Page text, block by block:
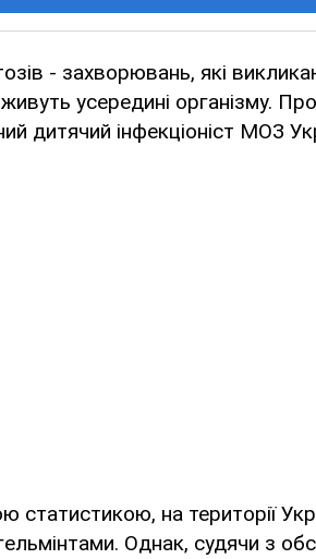
- захворювань, які
усередині організму.
дитячий інфекціоніст МОЗ
статистикою, на території
Однак, судячи з